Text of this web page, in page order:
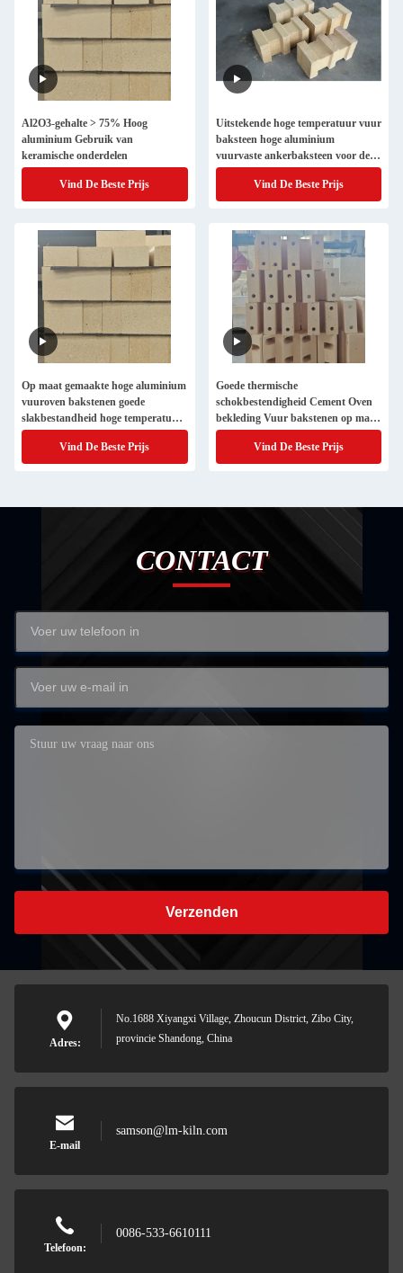
Al2O3-gehalte > 75% Hoog
aluminium Gebruik van
keramische onderdelen
Vind De Beste Prijs
Uitstekende hoge temperatuur vuur
baksteen hoge aluminium
vuurvaste ankerbaksteen voor de
industrie oven bekleding
staalfabriekVind De Beste Prijs
Op maat gemaakte hoge aluminium
vuuroven bakstenen goede
slakbestandheid hoge temperatuur
vuurbakstenen
Vind De Beste Prijs
Goede thermische
schokbestendigheid Cement Oven
bekleding Vuur bakstenen op maat
voor uw productie
Vind De Beste Prijs
CONTACT
Verzenden
Adres:
No.1688 Xiyangxi Village, Zhoucun District, Zibo City,
provincie Shandong, China
E-mail
samson@lm-kiln.com
Telefoon:
0086-533-6610111